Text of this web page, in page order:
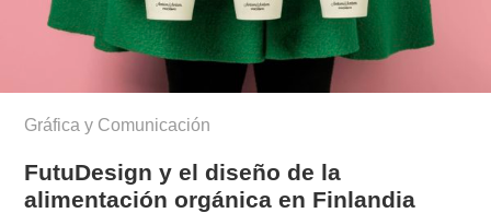
Gráfica y Comunicación
FutuDesign y el diseño de la
alimentación orgánica en Finlandia